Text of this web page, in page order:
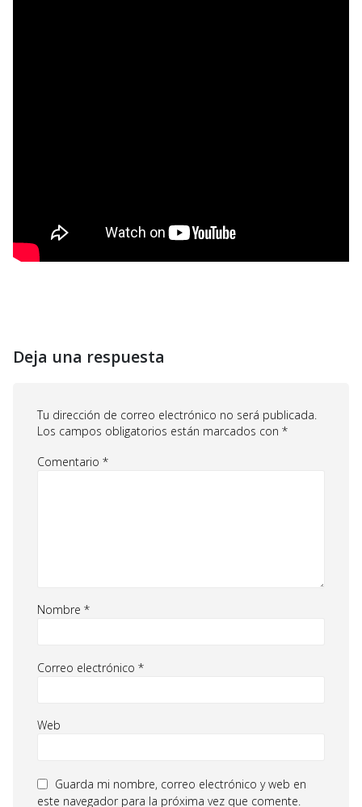
Deja una respuesta
Tu dirección de correo electrónico no será publicada.
Los campos obligatorios están marcados con *
Comentario *
Nombre *
Correo electrónico *
Web
Guarda mi nombre, correo electrónico y web en
este navegador para la próxima vez que comente.